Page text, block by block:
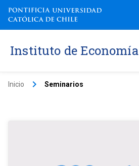
Instituto de Economía
Inicio keyboard_arrow_right Seminarios